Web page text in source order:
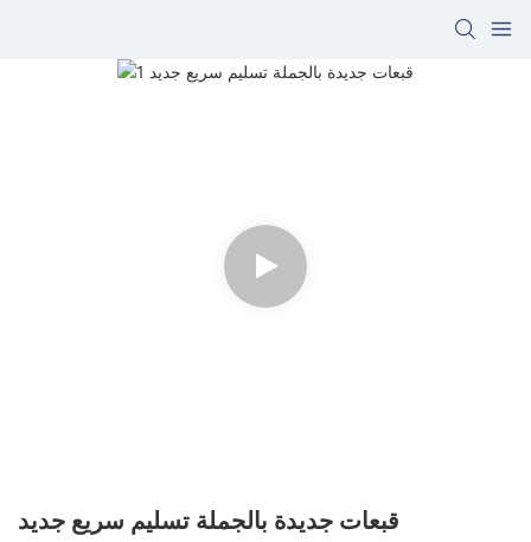
قبعات جديدة بالجملة تسليم سريع جديد